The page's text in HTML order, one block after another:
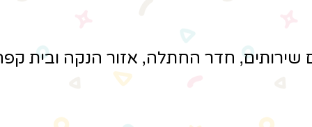
שירותים, חדר החתלה, אזור הנקה ובית